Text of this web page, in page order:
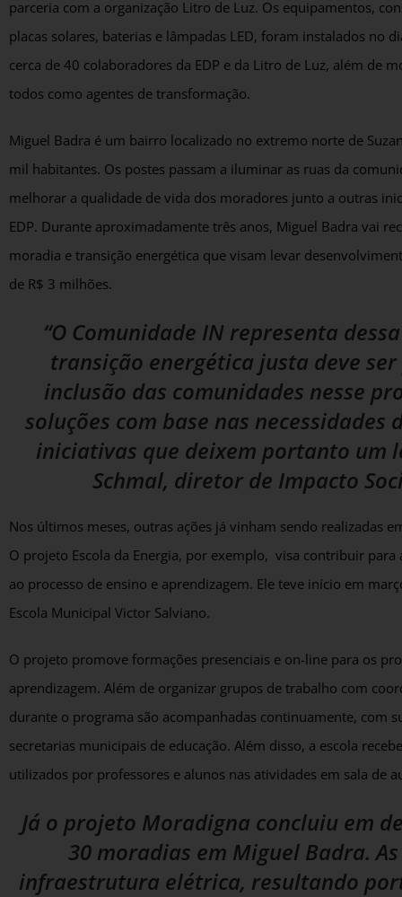
parceria com a organização Litro de Luz. Os equipamentos,
placas solares, baterias e lâmpadas LED, foram instalados no
cerca de 40 colaboradores da EDP e da Litro de Luz, além
todos como agentes de transformação.
Miguel Badra é um bairro localizado no extremo norte de
mil habitantes. Os postes passam a iluminar as ruas da
melhorar a qualidade de vida dos moradores junto a outras
EDP. Durante aproximadamente três anos, Miguel Badra vai
moradia e transição energética que visam levar
de R$ 3 milhões.
“O Comunidade IN representa
transição energética justa deve
inclusão das comunidades nesse
soluções com base nas
iniciativas que deixem portanto um
Schmal, diretor de Impacto
Nos últimos meses, outras ações já vinham sendo realizadas
O projeto Escola da Energia, por exemplo, visa contribuir
ao processo de ensino e aprendizagem. Ele teve início em
Escola Municipal Victor Salviano.
O projeto promove formações presenciais e on-line para os
aprendizagem. Além de organizar grupos de trabalho com
durante o programa são acompanhadas continuamente, com
secretarias municipais de educação. Além disso, a escola
utilizados por professores e alunos nas atividades em sala de
Já o projeto Moradigna concluiu em
30 moradias em Miguel Badra.
infraestrutura elétrica, resultando